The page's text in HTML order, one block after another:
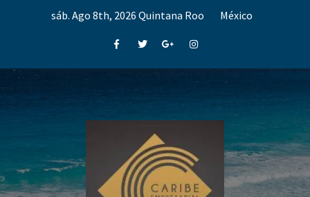
sáb. Ago 8th, 2026 Quintana Roo México
FacebookTwitterGoogle+Instagram